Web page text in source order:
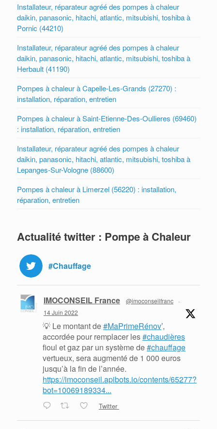
Installateur, réparateur agréé des pompes à chaleur
daikin, panasonic, hitachi, atlantic, mitsubishi, toshiba à
Pornic (44210)
Installateur, réparateur agréé des pompes à chaleur
daikin, panasonic, hitachi, atlantic, mitsubishi, toshiba à
Herbault (41190)
Pompes à chaleur à Capelle-Les-Grands (27270) :
installation, réparation, entretien
Pompes à chaleur à Saint-Etienne-Des-Oullieres (69460)
: installation, réparation, entretien
Installateur, réparateur agréé des pompes à chaleur
daikin, panasonic, hitachi, atlantic, mitsubishi, toshiba à
Lepanges-Sur-Vologne (88600)
Pompes à chaleur à Limerzel (56220) : installation,
réparation, entretien
Actualité twitter : Pompe à Chaleur
#Chauffage
IMOCONSEIL France @imoconseilfranc
·
14 Juin 2022
💡 Le montant de#MaPrimeRénov’,
accordée pour remplacer les#chaudières
fioul et gaz par un système de#chauffage
vertueux, sera augmenté de 1 000 euros
jusqu’à la fin de l’année.
https://imoconseil.apibots.io/contents/65277?
bot=10069189334...
Twitter